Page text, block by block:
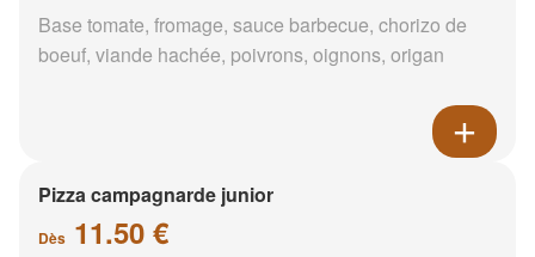
Base tomate, fromage, sauce barbecue, chorizo de
boeuf, viande hachée, poivrons, oignons, origan
Pizza campagnarde junior
Dès 11.50 €